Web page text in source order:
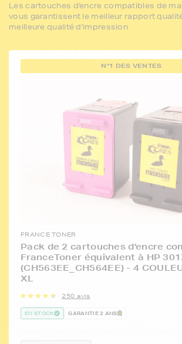
Les cartouches d'encre compatibles de
vous garantissent le meilleur rapport
meilleure qualité d'impression
N°1 DES VENTES
FRANCE TONER
Pack de 2 cartouches d'encre
FranceToner équivalent à HP
(CH563EE_CH564EE) - 4
XL
250 avis
EN STOCK GARANTIE 2 ANS